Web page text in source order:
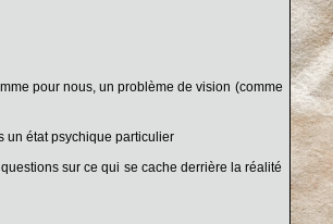
pour nous, un problème de vision (comme
un état psychique particulier
sur ce qui se cache derrière la réalité